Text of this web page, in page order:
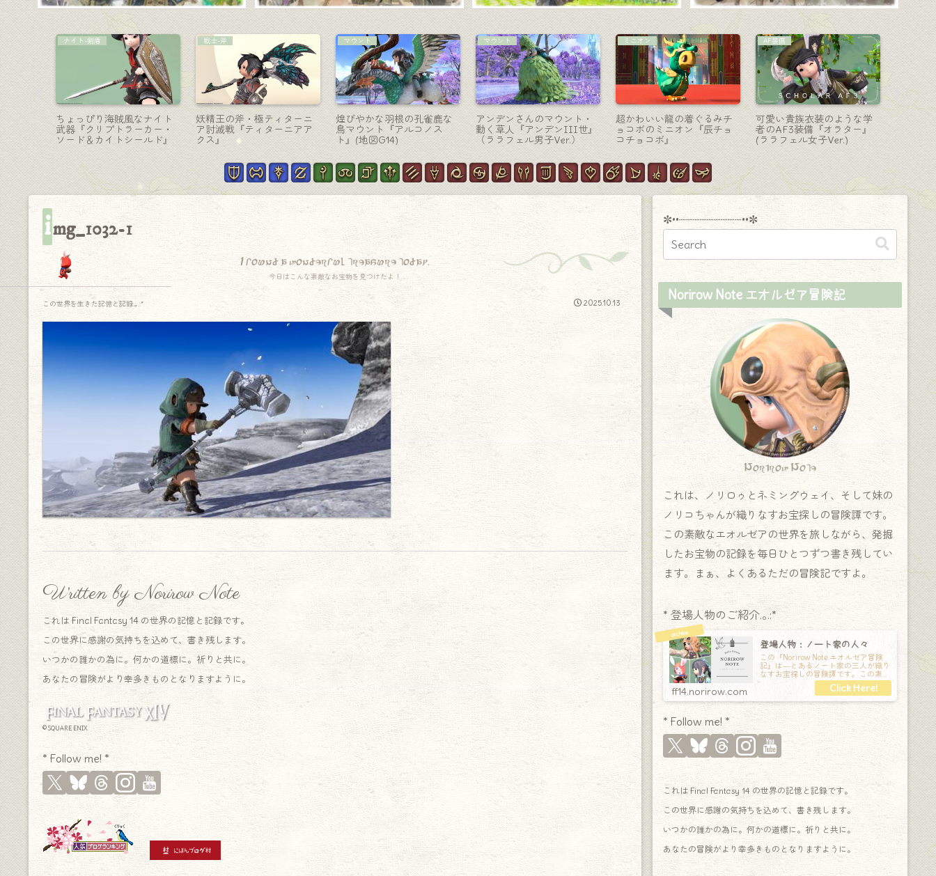
ヴァイパー-二刀流
鋭いトラス構造の湾曲剣・
ヴァイパー二刀流武器『ト
ロパイオス・ダブルサーベ
占星術師-天球儀
朱雀の炎と羽根が舞い昇る
占星術師の天球儀『朱雀干
支【輝】』
コーディネート
【ミラプリ】「高貴な裁縫
騎士様」コーデ（裁縫師×錬
金術師×鍛冶師×ナイト
MIX）
召喚士-魔道書
黒渦団 甲軍曹の召喚士学者
オシャレ魔道書『ロミンサ
ングリモア』
機工士-銃
アルシュベルドのライトボ
ウガン？白の孤影の機工士
武器『ガルシュカルバリ
ン』(モンハンコラボ)
マウント
七大天竜 詩竜ラタトスクの
眷属・赤いドラゴンのマウ
ント『フィルギャ』
羽根と
img_1032-1
I found a wonderful treasure today.
今日はこんな素敵なお宝物を見つけたよ！
2025.10.13
この世界を生きた記憶と記録.｡.:*
Written by Norirow Note
これは Final Fantasy 14 の世界の記憶と記録です。
この世界に感謝の気持ちを込めて、書き残します。
いつかの誰かの為に。何かの道標に。祈りと共に。
あなたの冒険がより幸多きものとなりますように。
© SQUARE ENIX
* Follow me! *
✼••┈┈┈┈┈┈┈┈┈••✼
Norirow Note エオルゼア冒険記
Norirow Note
これは、ノリロゥとネミングウェイ、そして妹の
ノリコちゃんが織りなすお宝探しの冒険譚です。
この素敵なエオルゼアの世界を旅しながら、発掘
したお宝物の記録を毎日ひとつずつ書き残してい
ます。まぁ、よくあるただの冒険記ですよ。
* 登場人物のご紹介.｡.:*
登場人物：ノート家の人々
この『Norirow Note エオルゼア冒険
記』は―とあるノート家の三人が織り
なすお宝探しの冒険譚です。この素敵
な Final Fantasy XIV の世界を旅しな
ff14.norirow.com
* Follow me! *
これは Final Fantasy 14 の世界の記憶と記録です。
この世界に感謝の気持ちを込めて、書き残します。
いつかの誰かの為に。何かの道標に。祈りと共に。
あなたの冒険がより幸多きものとなりますように。